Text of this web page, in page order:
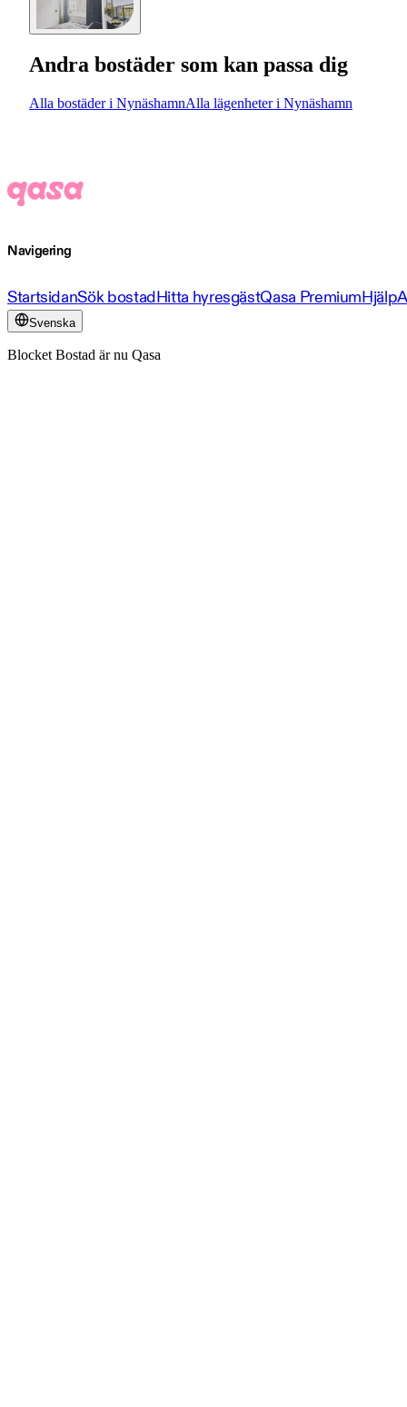
Andra bostäder som kan passa dig
Alla bostäder i NynäshamnAlla lägenheter i Nynäshamn
Navigering
StartsidanSök bostadHitta hyresgästQasa PremiumHjälp
Svenska
Blocket Bostad är nu Qasa